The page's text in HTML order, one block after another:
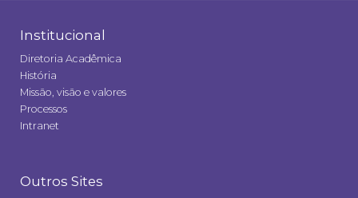
Institucional
Diretoria Acadêmica
História
Missão, visão e valores
Processos
Intranet
Outros Sites